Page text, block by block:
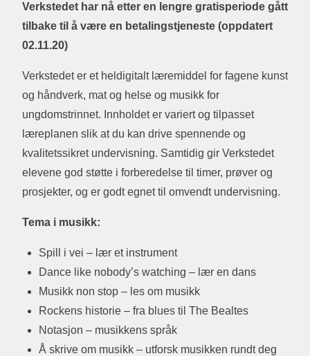
Verkstedet har nå etter en lengre gratisperiode gått
tilbake til å være en betalingstjeneste (oppdatert
02.11.20)
Verkstedet er et heldigitalt læremiddel for fagene kunst
og håndverk, mat og helse og musikk for
ungdomstrinnet. Innholdet er variert og tilpasset
læreplanen slik at du kan drive spennende og
kvalitetssikret undervisning. Samtidig gir Verkstedet
elevene god støtte i forberedelse til timer, prøver og
prosjekter, og er godt egnet til omvendt undervisning.
Tema i musikk:
Spill i vei – lær et instrument
Dance like nobody’s watching – lær en dans
Musikk non stop – les om musikk
Rockens historie – fra blues til The Bealtes
Notasjon – musikkens språk
Å skrive om musikk – utforsk musikken rundt deg